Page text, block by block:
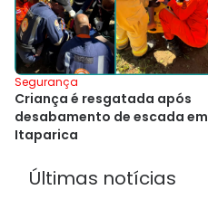
Segurança
Criança é resgatada após
desabamento de escada em
Itaparica
Últimas notícias